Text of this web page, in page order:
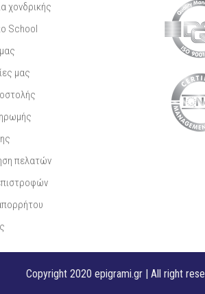
χονδρικής
School
μας
πελατών
Copyright 2020 epigrami.gr | All right